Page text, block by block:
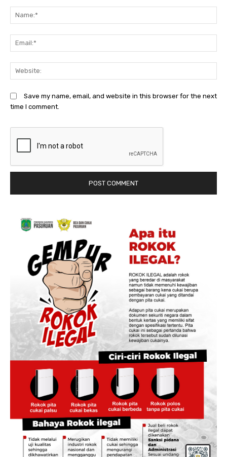
Save my name, email, and website in this browser for the next
time I comment.